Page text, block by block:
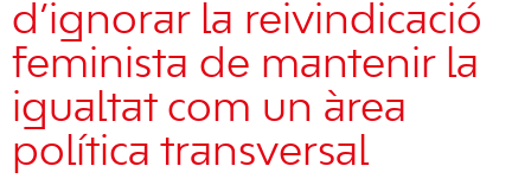
d’ignorar la reivindicació
feminista de mantenir la
igualtat com un àrea
política transversal